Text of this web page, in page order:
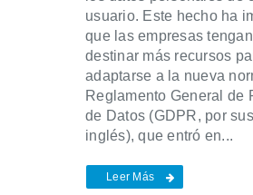
usuario. Este hecho ha
que las empresas
destinar más recursos
adaptarse a la nueva
Reglamento General de
de Datos (GDPR, por
inglés), que entró en...
Leer Más